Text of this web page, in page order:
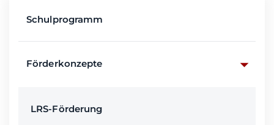
Schulprogramm
Förderkonzepte
LRS-Förderung